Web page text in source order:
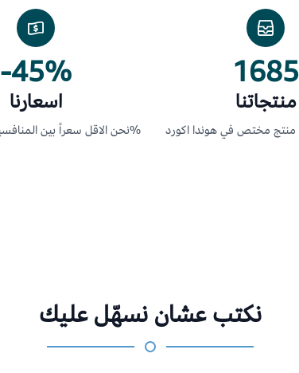
-45%
اسعارنا
نحن الاقل سعراً بين المنافسين بأكثر من 45%
1685
منتجاتنا
نكتب عشان نسهّل عليك